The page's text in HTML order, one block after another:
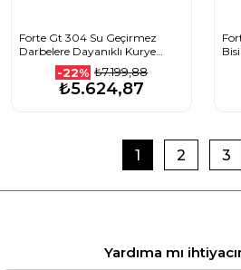
Forte Gt 304 Su Geçirmez
Darbelere Dayanıklı Kurye
Motosiklet Çantası 40x40x50
panç YALITIMLI ÇANTA
-22% ₺7.199,88
₺5.624,87
1 2 3
Yardıma mı